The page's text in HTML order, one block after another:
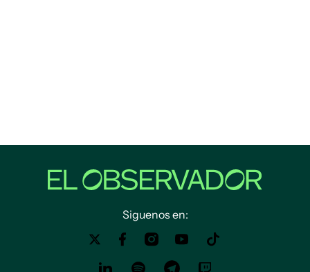
Siguenos en: